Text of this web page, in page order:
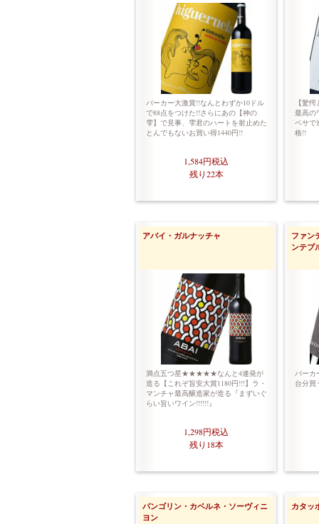
パーカー大激賞!!なんとわずか10ドル
で88点をつけた!!さらにあの【神の
雫】で見事、雫君のハートを射止めた
とんでもないお買い得1440円!!
1,584円税込
残り22本
【驚
最高の
ベサで
格!!
アバイ・ガルナッチャ
満点五つ星★★★★★なんと4連発が
造る【これぞ旨安大賞1180円!!!】ラ・
マンチャ最高醸造家が造る『まずいぐ
らい旨いワイン!!!!!!』
1,298円税込
残り18本
ファン
ンテプ
パーカ
台分買
パンゴリン・カベルネ・ソーヴィニ
ヨン
カタッ